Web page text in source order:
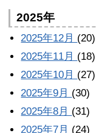
2025年
2025年12月 (20)
2025年11月 (18)
2025年10月 (27)
2025年9月 (30)
2025年8月 (31)
2025年7月 (24)